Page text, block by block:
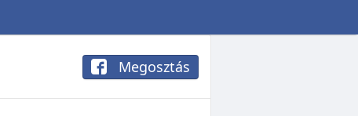
Megosztás